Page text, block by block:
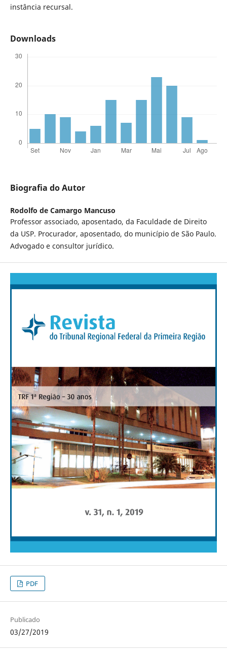
instância recursal.
Downloads
Biografia do Autor
Rodolfo de Camargo Mancuso
Professor associado, aposentado, da Faculdade de Direito
da USP. Procurador, aposentado, do município de São Paulo.
Advogado e consultor jurídico.
PDF
Publicado
03/27/2019